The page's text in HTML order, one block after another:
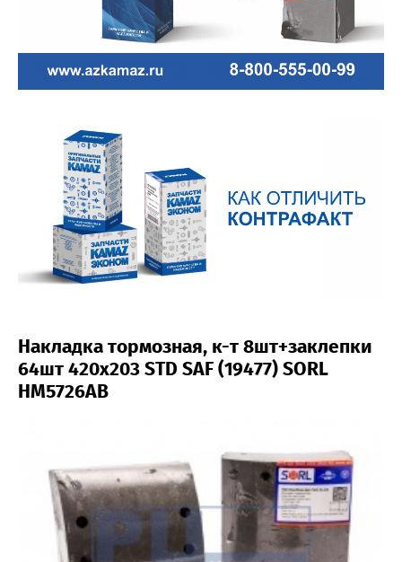
Накладка тормозная, к-т 8шт+заклепки
64шт 420x203 STD SAF (19477) SORL
HM5726AB